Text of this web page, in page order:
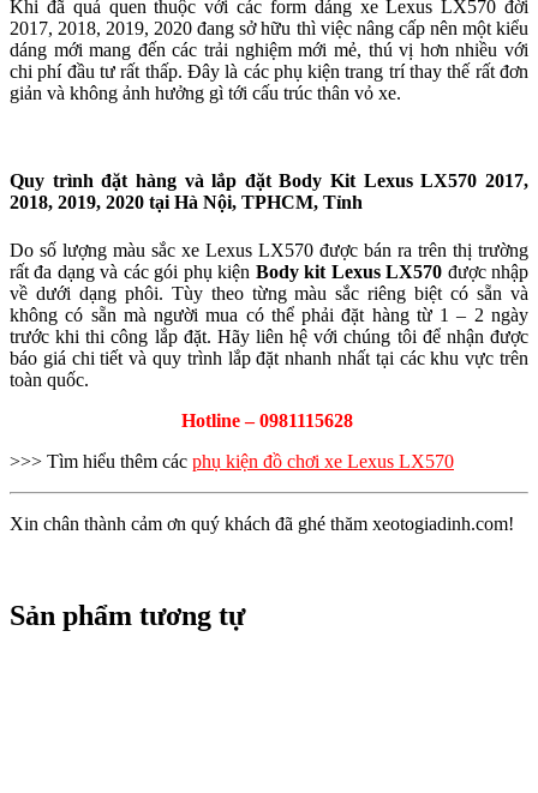
Khi đã quá quen thuộc với các form dáng xe Lexus LX570 đời
2017, 2018, 2019, 2020 đang sở hữu thì việc nâng cấp nên một kiểu
dáng mới mang đến các trải nghiệm mới mẻ, thú vị hơn nhiều với
chi phí đầu tư rất thấp. Đây là các phụ kiện trang trí thay thế rất đơn
giản và không ảnh hưởng gì tới cấu trúc thân vỏ xe.
Quy trình đặt hàng và lắp đặt Body Kit Lexus LX570 2017,
2018, 2019, 2020 tại Hà Nội, TPHCM, Tỉnh
Do số lượng màu sắc xe Lexus LX570 được bán ra trên thị trường
rất đa dạng và các gói phụ kiện Body kit Lexus LX570 được nhập
về dưới dạng phôi. Tùy theo từng màu sắc riêng biệt có sẵn và
không có sẵn mà người mua có thể phải đặt hàng từ 1 – 2 ngày
trước khi thi công lắp đặt. Hãy liên hệ với chúng tôi để nhận được
báo giá chi tiết và quy trình lắp đặt nhanh nhất tại các khu vực trên
toàn quốc.
Hotline – 0981115628
>>> Tìm hiểu thêm các phụ kiện đồ chơi xe Lexus LX570
Xin chân thành cảm ơn quý khách đã ghé thăm xeotogiadinh.com!
Sản phẩm tương tự